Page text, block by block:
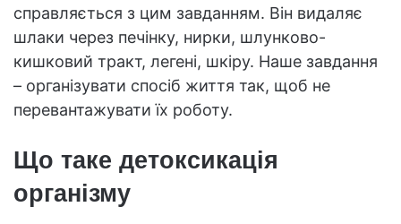
справляється з цим завданням. Він видаляє
шлаки через печінку, нирки, шлунково-
кишковий тракт, легені, шкіру. Наше завдання
– організувати спосіб життя так, щоб не
перевантажувати їх роботу.
Що таке детоксикація
організму